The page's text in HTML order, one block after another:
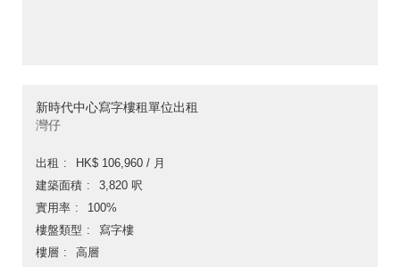
新時代中心寫字樓租單位出租
灣仔
出租
HK$ 106,960 / 月
建築面積
3,820 呎
實用率
100%
樓盤類型
寫字樓
樓層
高層